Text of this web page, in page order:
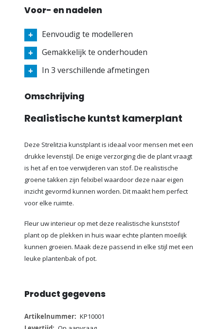
Voor- en nadelen
Eenvoudig te modelleren
Gemakkelijk te onderhouden
In 3 verschillende afmetingen
Omschrijving
Realistische kuntst kamerplant
Deze Strelitzia kunstplant is ideaal voor mensen met een
drukke levenstijl. De enige verzorging die de plant vraagt
is het af en toe verwijderen van stof. De realistische
groene takken zijn felxibel waardoor deze naar eigen
inzicht gevormd kunnen worden. Dit maakt hem perfect
voor elke ruimte.
Fleur uw interieur op met deze realistische kunststof
plant op de plekken in huis waar echte planten moeilijk
kunnen groeien. Maak deze passend in elke stijl met een
leuke plantenbak of pot.
Product gegevens
Meer
informatie
KP10001